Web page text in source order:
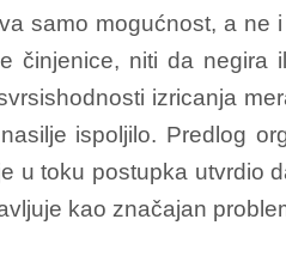
samo mogućnost, a
činjenice, niti da
izricanja
ispoljilo. Predlog
u toku postupka
kao značajan